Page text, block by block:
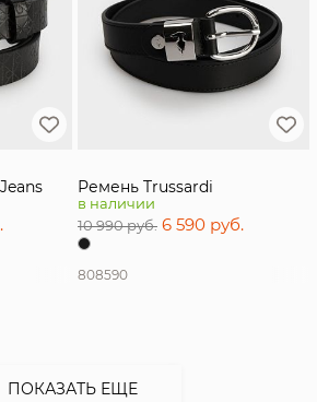
Ремень Trussardi
в наличии
10 990 руб. 6 590 руб.
808590
ПОКАЗАТЬ ЕЩЕ